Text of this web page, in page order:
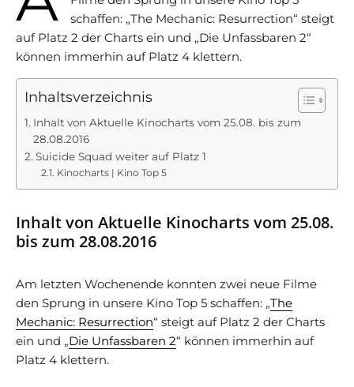
schaffen: „The Mechanic: Resurrection“ steigt
auf Platz 2 der Charts ein und „Die Unfassbaren 2“
können immerhin auf Platz 4 klettern.
Inhaltsverzeichnis
Inhalt von Aktuelle Kinocharts vom 25.08. bis zum
28.08.2016
Suicide Squad weiter auf Platz 1
Kinocharts | Kino Top 5
Inhalt von Aktuelle Kinocharts vom 25.08.
bis zum 28.08.2016
Am letzten Wochenende konnten zwei neue Filme
den Sprung in unsere Kino Top 5 schaffen: „The
Mechanic: Resurrection“ steigt auf Platz 2 der Charts
ein und „Die Unfassbaren 2“ können immerhin auf
Platz 4 klettern.